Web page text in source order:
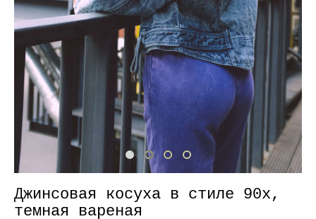
Джинсовая косуха в стиле 90х,
темная вареная